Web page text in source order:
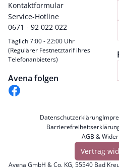
Kontaktformular
Service-Hotline
0671 - 92 022 022
Täglich 7:00 - 22:00 Uhr
(Regulärer Festnetztarif ihres
Telefonanbieters)
Avena folgen
Datenschutzerklärung
AGB &
Vertrag
Avena GmbH & Co. KG, 55540 Bad